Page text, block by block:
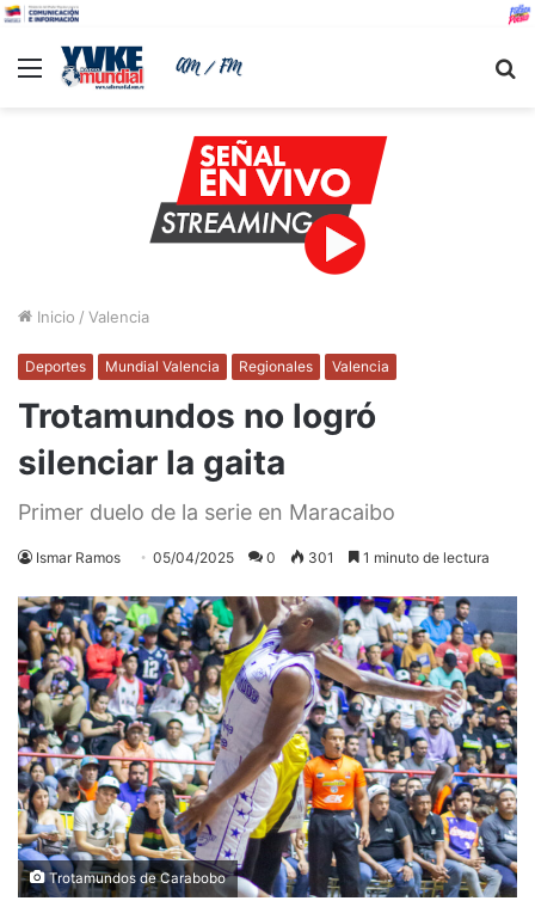
Menu
Inicio / Valencia
Deportes Mundial Valencia Regionales Valencia
Trotamundos no logró
silenciar la gaita
Primer duelo de la serie en Maracaibo
Ismar Ramos 05/04/2025 0 301 1 minuto de lectura
Trotamundos de Carabobo